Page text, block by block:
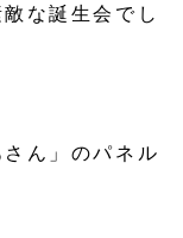
な誕生会でし
ん」のパネル